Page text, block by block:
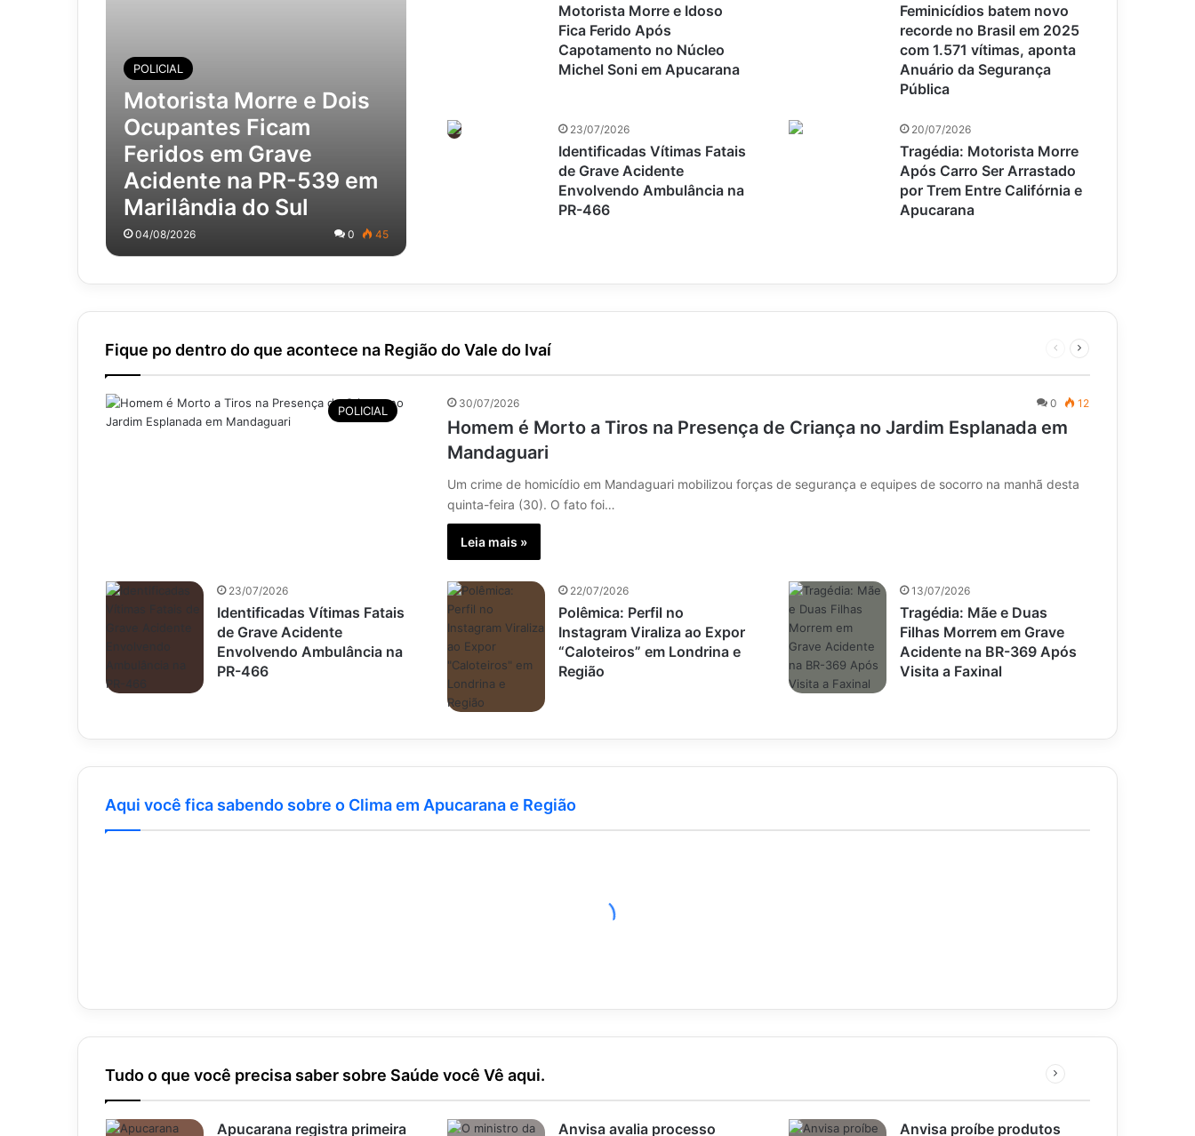
POLICIAL
Motorista Morre e Dois
Ocupantes Ficam
Feridos em Grave
Acidente na PR-539 em
Marilândia do Sul
04/08/2026 0 45
Motorista Morre e Idoso
Fica Ferido Após
Capotamento no Núcleo
Michel Soni em Apucarana
Feminicídios batem novo
recorde no Brasil em 2025
com 1.571 vítimas, aponta
Anuário da Segurança
Pública
23/07/2026
Identificadas Vítimas Fatais
de Grave Acidente
Envolvendo Ambulância na
PR-466
20/07/2026
Tragédia: Motorista Morre
Após Carro Ser Arrastado
por Trem Entre Califórnia e
Apucarana
Fique po dentro do que acontece na Região do Vale do Ivaí
PáginaPróxima
POLICIAL
30/07/2026 0 12
Homem é Morto a Tiros na Presença de Criança no Jardim Esplanada em
Mandaguari
Um crime de homicídio em Mandaguari mobilizou forças de segurança e equipes de socorro na manhã desta
quinta-feira (30). O fato foi…
Leia mais »
23/07/2026
Identificadas Vítimas Fatais
de Grave Acidente
Envolvendo Ambulância na
PR-466
22/07/2026
Polêmica: Perfil no
Instagram Viraliza ao Expor
“Caloteiros” em Londrina e
Região
13/07/2026
Tragédia: Mãe e Duas
Filhas Morrem em Grave
Acidente na BR-369 Após
Visita a Faxinal
Aqui você fica sabendo sobre o Clima em Apucarana e Região
Tudo o que você precisa saber sobre Saúde você Vê aqui.
Próxima
Apucarana registra primeira Anvisa avalia processo Anvisa proíbe produtos